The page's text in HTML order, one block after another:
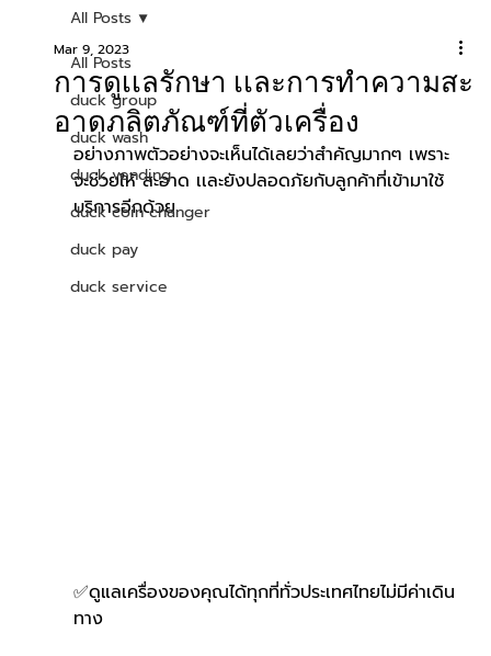
All Posts
duck group
duck wash
duck vending
duck coin changer
duck pay
duck service
All Posts
การดูเเลรักษา เเละการทำความสะ
อาดภลิตภัณฑ์ที่ตัวเครื่อง
Mar 9, 2023
อย่างภาพตัวอย่างจะเห็นได้เลยว่าสำคัญมากๆ เพราะ
จะช่วยให้ สะอาด เเละยังปลอดภัยกับลูกค้าที่เข้ามาใช้
บริการอีกด้วย
✅ดูแลเครื่องของคุณได้ทุกที่ทั่วประเทศไทยไม่มีค่าเดิน
ทาง